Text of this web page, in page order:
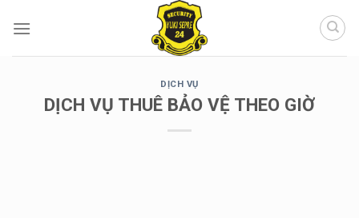
đến
DỊCH VỤ
DỊCH VỤ THUÊ BẢO VỆ THEO GIỜ